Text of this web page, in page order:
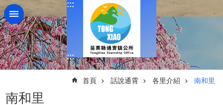
跳到主要內容區塊
:::
:::
首頁 話說通霄 各里介紹 南和里
南和里